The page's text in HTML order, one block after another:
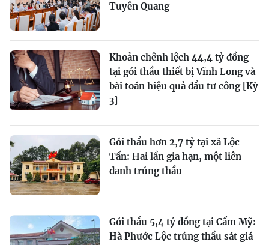
Tuyên Quang
Khoản chênh lệch 44,4 tỷ đồng
tại gói thầu thiết bị Vĩnh Long và
bài toán hiệu quả đầu tư công [Kỳ
3]
Gói thầu hơn 2,7 tỷ tại xã Lộc
Tấn: Hai lần gia hạn, một liên
danh trúng thầu
Gói thầu 5,4 tỷ đồng tại Cẩm Mỹ:
Hà Phước Lộc trúng thầu sát giá